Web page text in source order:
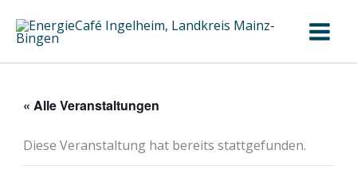
Inhalt
springen
« Alle Veranstaltungen
Diese Veranstaltung hat bereits stattgefunden.